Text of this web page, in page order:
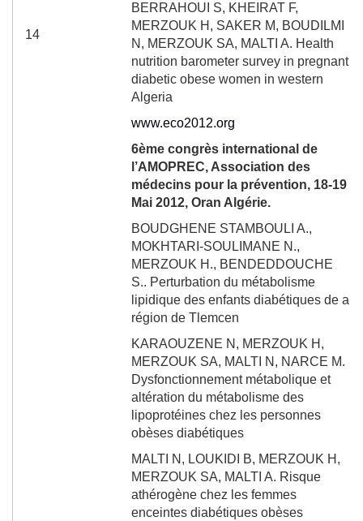
14
BERRAHOUI S, KHEIRAT F,
MERZOUK H, SAKER M, BOUDILMI
N, MERZOUK SA, MALTI A. Health
nutrition barometer survey in pregnant
diabetic obese women in western
Algeria
www.eco2012.org
6ème congrès international de
l’AMOPREC, Association des
médecins pour la prévention, 18-19
Mai 2012, Oran Algérie.
BOUDGHENE STAMBOULI A.,
MOKHTARI-SOULIMANE N.,
MERZOUK H., BENDEDDOUCHE
S.. Perturbation du métabolisme
lipidique des enfants diabétiques de a
région de Tlemcen
KARAOUZENE N, MERZOUK H,
MERZOUK SA, MALTI N, NARCE M.
Dysfonctionnement métabolique et
altération du métabolisme des
lipoprotéines chez les personnes
obèses diabétiques
MALTI N, LOUKIDI B, MERZOUK H,
MERZOUK SA, MALTI A. Risque
athérogène chez les femmes
enceintes diabétiques obèses